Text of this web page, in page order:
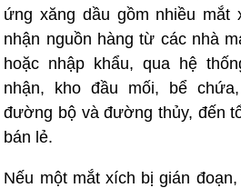
ứng xăng dầu gồm nhiều mắt
nhận nguồn hàng từ các nhà
hoặc nhập khẩu, qua hệ
nhận, kho đầu mối, bể
đường bộ và đường thủy, đến
bán lẻ.
Nếu một mắt xích bị gián